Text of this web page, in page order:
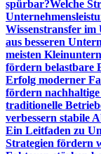
spürbar?Welche
Wissenstransfer im
aus besseren
meisten
fördern belastbare
Erfolg moderner
fördern nachhaltige
traditionelle
verbessern stabile
Ein Leitfaden zu
Strategien fördern